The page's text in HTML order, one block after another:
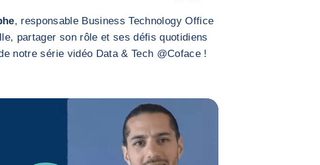
, responsable Business Technology Office
partager son rôle et ses défis quotidiens
notre série vidéo Data & Tech @Coface !